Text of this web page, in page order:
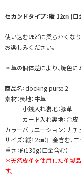
セカンドタイプ：縦 12㎝ (
使い込むほどに柔らかくな
お楽しみください。
＊革の個体差により、焼色に
商品名：docking purse 2
素材：表地：牛革
小銭入れ裏地：豚革
カード入れ裏地：合皮
カラーバリエーション：ナ
サイズ：縦12㎝（口金含む
重さ：約130g（口金含む）
＊天然皮革を使用した革製
す。